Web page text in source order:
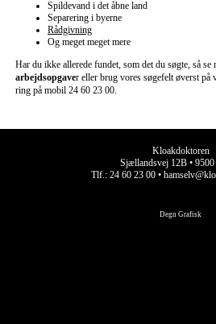
Spildevand i det åbne land
Separering i byerne
Rådgivning
Og meget meget mere
Har du ikke allerede fundet, som det du søgte, så se
arbejdsopgaver eller brug vores søgefelt øverst på
ring på mobil 24 60 23 00.
Kloakdoktoren
Sjællandsvej 12B •
Tlf.: 24 60 23 00 •
Degn Grafisk